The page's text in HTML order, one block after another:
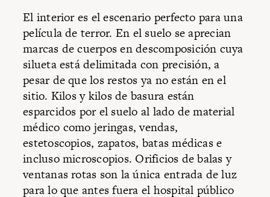
El interior es el escenario perfecto para una
película de terror. En el suelo se aprecian
marcas de cuerpos en descomposición cuya
silueta está delimitada con precisión, a
pesar de que los restos ya no están en el
sitio. Kilos y kilos de basura están
esparcidos por el suelo al lado de material
médico como jeringas, vendas,
estetoscopios, zapatos, batas médicas e
incluso microscopios. Orificios de balas y
ventanas rotas son la única entrada de luz
para lo que antes fuera el hospital público